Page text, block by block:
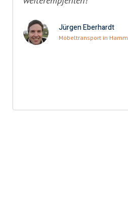
Jürgen Eberhardt
Möbeltransport in Hamm